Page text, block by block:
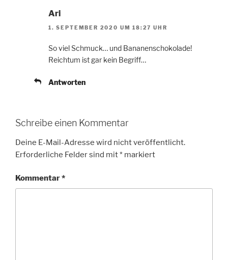
Ari
1. SEPTEMBER 2020 UM 18:27 UHR
So viel Schmuck… und Bananenschokolade!
Reichtum ist gar kein Begriff…
Antworten
Schreibe einen Kommentar
Deine E-Mail-Adresse wird nicht veröffentlicht.
Erforderliche Felder sind mit* markiert
Kommentar*